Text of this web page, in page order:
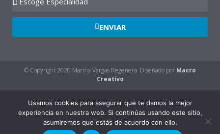
ENVIAR
© Copyright 2020 Martha Vargas Regenera. Diseñado por Macro
Creativo
Política de privacidad
Usamos cookies para asegurar que te damos la mejor
experiencia en nuestra web. Si continúas usando este sitio,
asumiremos que estás de acuerdo con ello.